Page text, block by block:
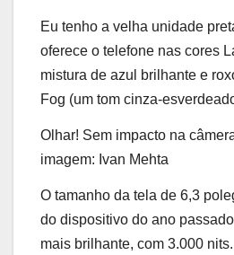
Eu tenho a velha unidade
oferece o telefone nas cores
mistura de azul brilhante e
Fog (um tom cinza-
Olhar! Sem impacto na
imagem: Ivan Mehta
O tamanho da tela de 6,3
do dispositivo do ano
mais brilhante, com 3.000